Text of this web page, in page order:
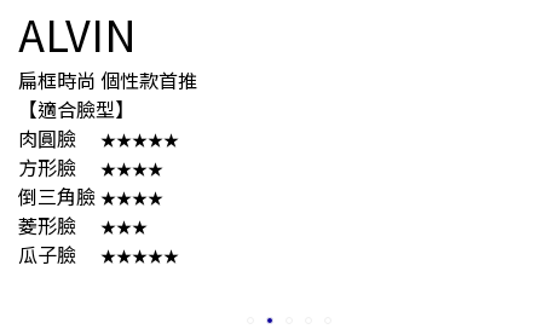
ALVIN
扁框時尚 個性款首推
【適合臉型】
肉圓臉
★★★★★
方形臉 ★★★★
倒三角臉 ★★★★
菱形臉 ★★★
瓜子臉 ★★★★★